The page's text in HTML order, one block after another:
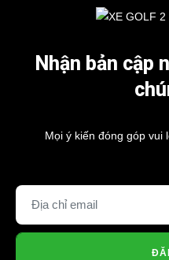
Nhận bản cập
Mọi ý kiến đóng góp